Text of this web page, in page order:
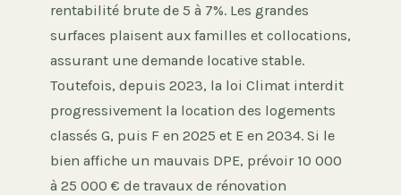
rentabilité brute de 5 à 7%. Les grandes
surfaces plaisent aux familles et collocations,
assurant une demande locative stable.
Toutefois, depuis 2023, la loi Climat interdit
progressivement la location des logements
classés G, puis F en 2025 et E en 2034. Si le
bien affiche un mauvais DPE, prévoir 10 000
à 25 000 € de travaux de rénovation